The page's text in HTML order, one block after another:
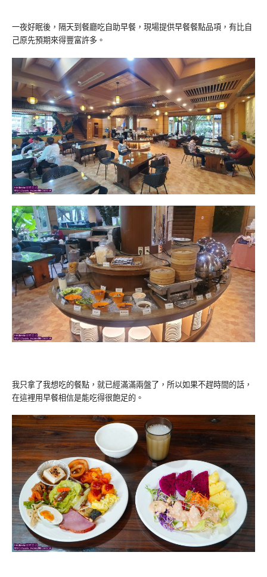
一夜好眠後，隔天到餐廳吃自助早餐，現場提供早餐餐點品項，有比自
己原先預期來得豐富許多。
我只拿了我想吃的餐點，就已經滿滿兩盤了，所以如果不趕時間的話，
在這裡用早餐相信是能吃得很飽足的。